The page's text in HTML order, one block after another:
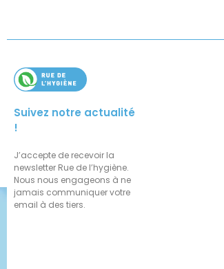
Suivez notre actualité
!
J’accepte de recevoir la
newsletter Rue de l’hygiène.
Nous nous engageons à ne
jamais communiquer votre
email à des tiers.